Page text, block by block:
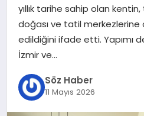
DÜNYA
TEKNOLOJI
SIYASET
yıllık tarihe sahip olan
doğası ve tatil merkezlerine
edildiğini ifade etti. Yapımı
İzmir ve…
Söz Haber
11 Mayıs 2026